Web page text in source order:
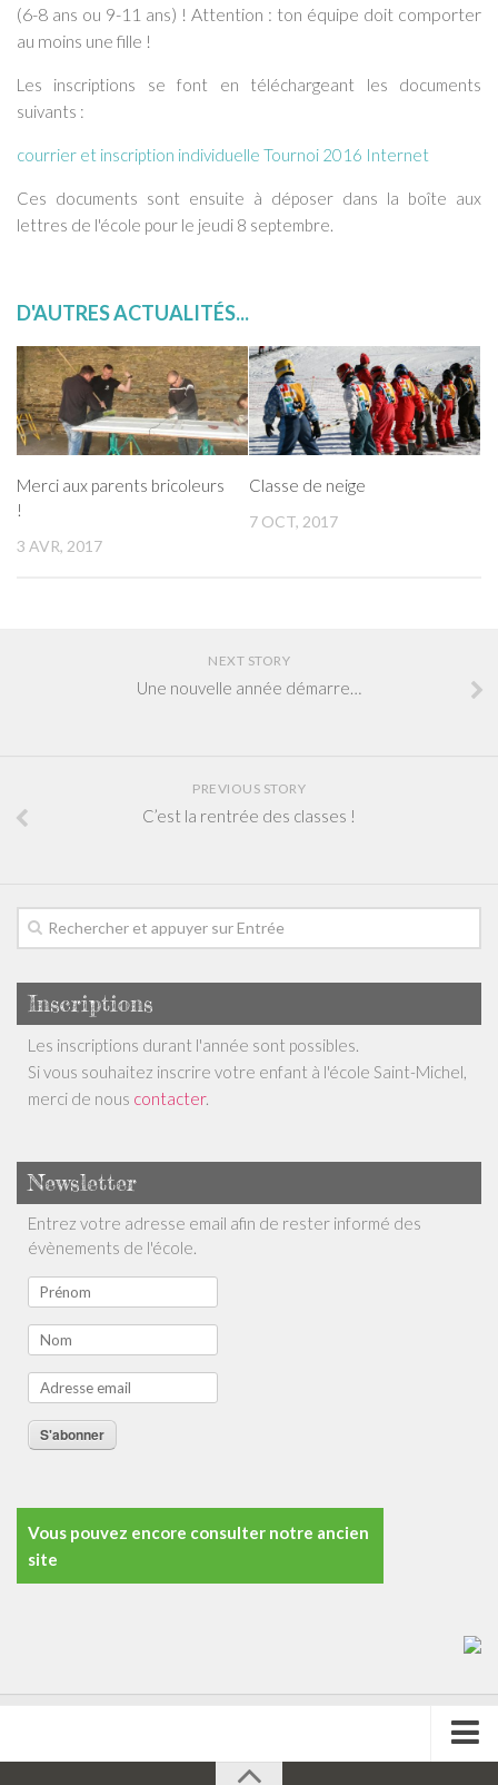
(6-8 ans ou 9-11 ans) ! Attention : ton équipe doit comporter
au moins une fille !
Les inscriptions se font en téléchargeant les documents
suivants :
courrier et inscription individuelle Tournoi 2016 Internet
Ces documents sont ensuite à déposer dans la boîte aux
lettres de l'école pour le jeudi 8 septembre.
D'AUTRES ACTUALITÉS...
Merci aux parents bricoleurs
!
3 AVR, 2017
Classe de neige
7 OCT, 2017
NEXT STORY
Une nouvelle année démarre…
PREVIOUS STORY
C’est la rentrée des classes !
Inscriptions
Les inscriptions durant l'année sont possibles.
Si vous souhaitez inscrire votre enfant à l'école Saint-Michel,
merci de nous contacter.
Newsletter
Entrez votre adresse email afin de rester informé des
évènements de l'école.
S'abonner
Vous pouvez encore consulter notre ancien
site